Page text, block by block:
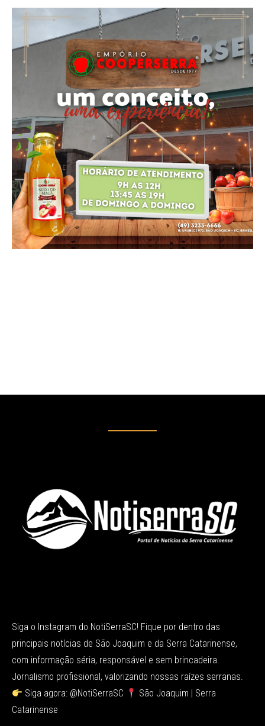
Siga o Instagram do NotiSerraSC! Fique por dentro das
principais notícias de São Joaquim e da Serra Catarinense,
com informação séria, responsável e sem brincadeira.
Jornalismo profissional, valorizando nossas raízes serranas.
Siga agora: @NotiSerraSC
São Joaquim | Serra
Catarinense